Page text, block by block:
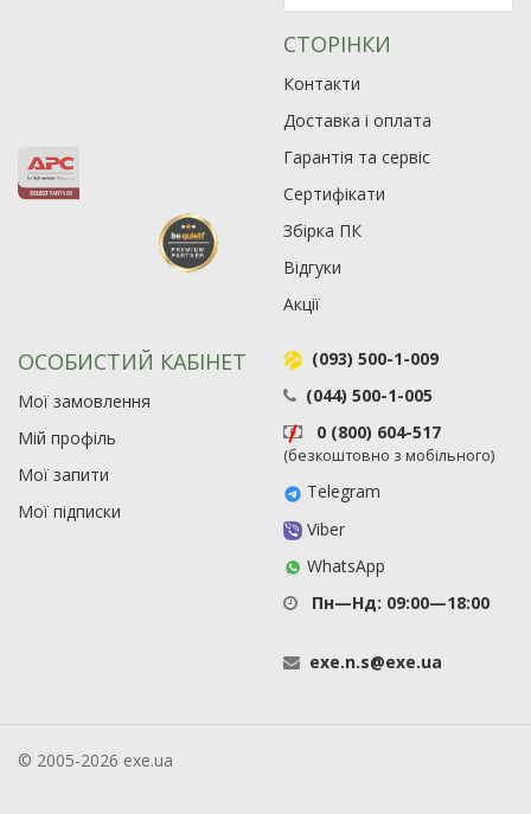
СТОРІНКИ
Контакти
Доставка і оплата
Гарантія та сервіс
Сертифікати
Збірка ПК
Відгуки
Акції
ОСОБИСТИЙ КАБІНЕТ
Мої замовлення
Мій профіль
Мої запити
Мої підписки
(093) 500-1-009
(044) 500-1-005
0 (800) 604-517
(безкоштовно з мобільного)
Telegram
Viber
WhatsApp
Пн—Нд: 09:00—18:00
exe.n.s@exe.ua
© 2005-2026 exe.ua